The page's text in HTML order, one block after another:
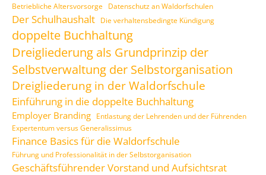
Betriebliche Altersvorsorge Datenschutz an Waldorfschulen
Der Schulhaushalt Die verhaltensbedingte Kündigung
doppelte Buchhaltung
Dreigliederung als Grundprinzip der
Selbstverwaltung der Selbstorganisation
Dreigliederung in der Waldorfschule
Einführung in die doppelte Buchhaltung
Employer Branding Entlastung der Lehrenden und der Führenden
Expertentum versus Generalissimus
Finance Basics für die Waldorfschule
Führung und Professionalität in der Selbstorganisation
Geschäftsführender Vorstand und Aufsichtsrat